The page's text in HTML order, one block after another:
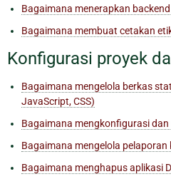
Bagaimana menerapkan
Bagaimana membuat cetakan
Konfigurasi proyek
Bagaimana mengelola berkas
JavaScript, CSS)
Bagaimana mengkonfigurasi
Bagaimana mengelola pelaporan
Bagaimana menghapus aplikasi